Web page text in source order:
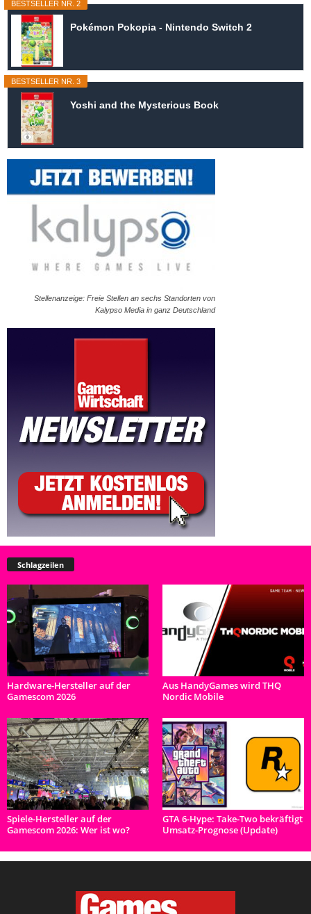
BESTSELLER NR. 2
Pokémon Pokopia - Nintendo Switch 2
BESTSELLER NR. 3
Yoshi and the Mysterious Book
Stellenanzeige: Freie Stellen an sechs Standorten von
Kalypso Media in ganz Deutschland
Schlagzeilen
Hardware-Hersteller auf der
Gamescom 2026
Aus HandyGames wird THQ
Nordic Mobile
Spiele-Hersteller auf der
Gamescom 2026: Wer ist wo?
GTA 6-Hype: Take-Two bekräftigt
Umsatz-Prognose (Update)